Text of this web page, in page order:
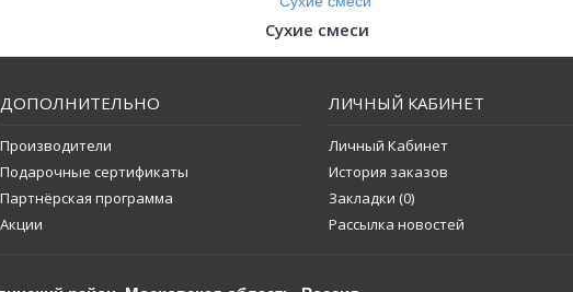
Сухие смеси
ДОПОЛНИТЕЛЬНО
Производители
Подарочные сертификаты
Партнёрская программа
Акции
ЛИЧНЫЙ КАБИНЕТ
Личный Кабинет
История заказов
Закладки (0)
Рассылка новостей